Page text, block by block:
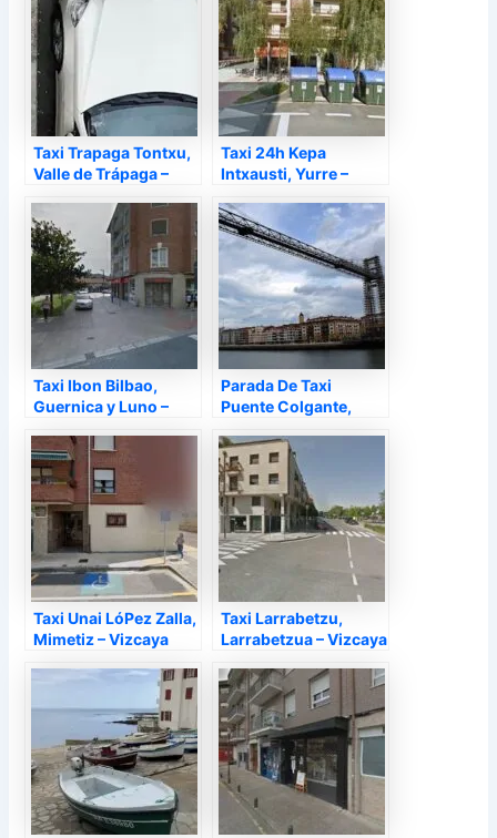
Taxi Trapaga Tontxu,
Valle de Trápaga –
Taxi 24h Kepa
Intxausti, Yurre –
Taxi Ibon Bilbao,
Guernica y Luno –
Parada De Taxi
Puente Colgante,
Taxi Unai LóPez Zalla,
Mimetiz – Vizcaya
Taxi Larrabetzu,
Larrabetzua – Vizcaya